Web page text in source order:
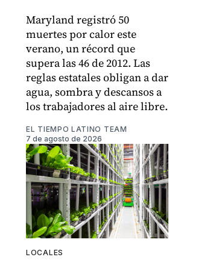
Maryland registró 50
muertes por calor este
verano, un récord que
supera las 46 de 2012. Las
reglas estatales obligan a dar
agua, sombra y descansos a
los trabajadores al aire libre.
EL TIEMPO LATINO TEAM
7 de agosto de 2026
LOCALES